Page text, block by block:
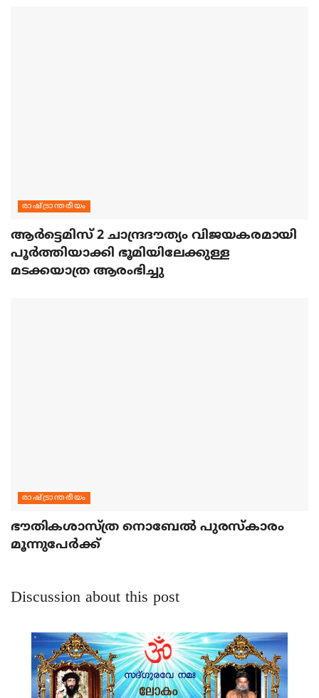
രാഷ്ട്രാന്തരീയം
ആര്‍ട്ടെമിസ് 2 ചാന്ദ്രദൗത്യം വിജയകരമായി
പൂര്‍ത്തിയാക്കി ഭൂമിയിലേക്കുള്ള
മടക്കയാത്ര ആരംഭിച്ചു
രാഷ്ട്രാന്തരീയം
ഭൗതികശാസ്ത്ര നൊബേല്‍ പുരസ്‌കാരം
മൂന്നുപേര്‍ക്ക്
Discussion about this post